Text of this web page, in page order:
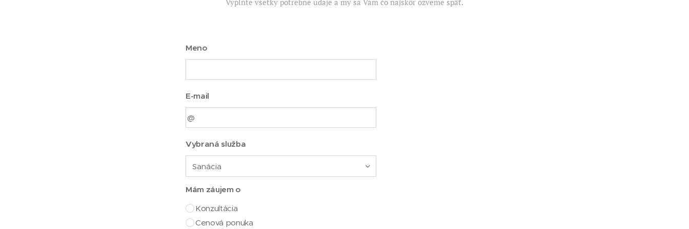
Vyplňte všetky potrebné údaje a my sa Vám čo najskôr ozveme späť.
Meno
E-mail
Vybraná služba
Mám záujem o
Konzultácia
Cenová ponuka